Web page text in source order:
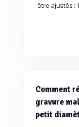
être ajustés :
Comment
gravure
petit